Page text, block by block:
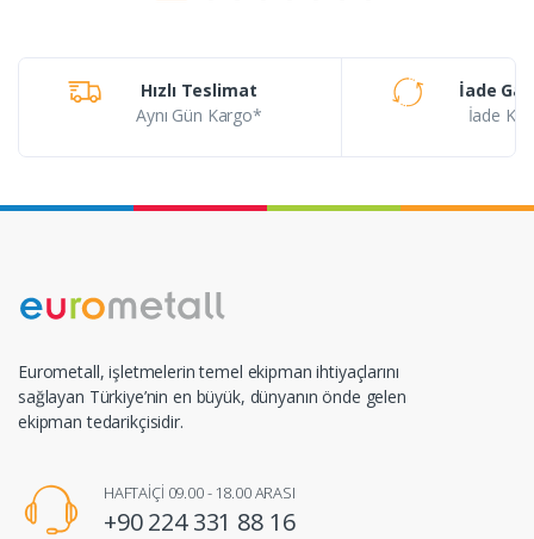
Hızlı Teslimat
Aynı Gün Kargo*
İade
İade
Eurometall, işletmelerin temel ekipman ihtiyaçlarını
sağlayan Türkiye’nin en büyük, dünyanın önde gelen
ekipman tedarikçisidir.
HAFTAİÇİ 09.00 - 18.00 ARASI
+90 224 331 88 16